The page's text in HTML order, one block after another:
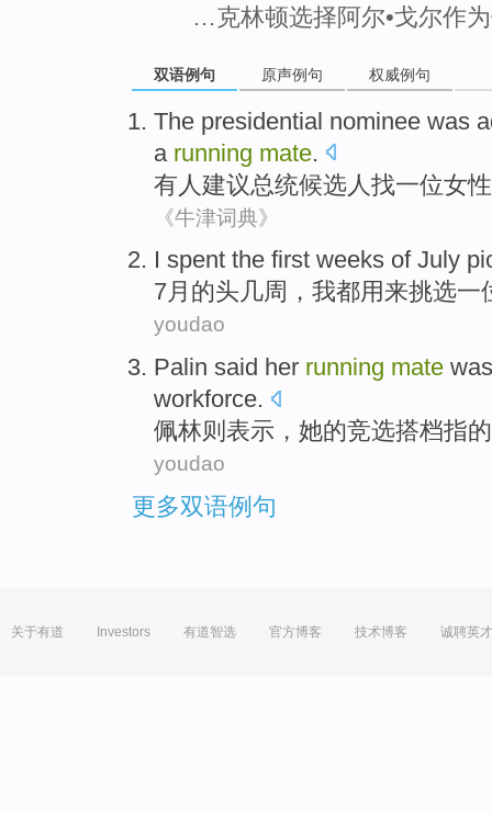
…克林顿选择阿尔•戈尔作
双语例句 原声例句 权威例句
The presidential nominee was
a running mate.
有人 建议总统候选人 找一位女性
《牛津词典》
I spent the first weeks of July
7月 的头几周 ， 我都用来挑选一
youdao
Palin said her running mate was
workforce.
佩林则 表示 ， 她的竞选搭档指的
youdao
更多双语例句
关于有道 Investors 有道智选 官方博客 技术博客 诚聘英才